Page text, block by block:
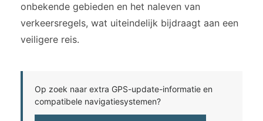
onbekende gebieden en het naleven van
verkeersregels, wat uiteindelijk bijdraagt aan een
veiligere reis.
Op zoek naar extra GPS-update-informatie en
compatibele navigatiesystemen?